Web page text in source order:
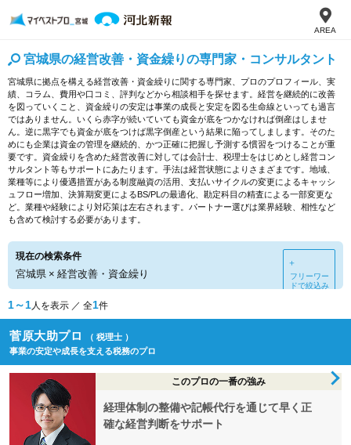
AREA
宮城県の経営改善・資金繰りの専門家・コンサルタント
宮城県に拠点を構える経営改善・資金繰りに関する専門家、プロのプロフィール、実
績、コラム、費用や口コミ、評判などから相談相手を探せます。経営を継続的に改善
を図っていくこと、資金繰りの安定は事業の成長と安定を図る生命線といっても過言
ではありません。いくら赤字が続いていても資金が底をつかなければ倒産はしませ
ん。逆に黒字でも資金が底をつけば黒字倒産という結果に陥ってしまします。そのた
めにも企業は資金の管理を継続的、かつ正確に把握し予測する慣習をつけることが重
要です。資金繰りを含めた経営改善に対しては会計士、税理士をはじめとし経営コン
サルタント等もサポートにあたります。手法は経営状態によりさまざまです。地域、
業種等により優遇措置がある制度融資の活用、支払いサイクルの変更によるキャッシ
ュフロー増加、決算期変更によるBS/PLの最適化、勘定科目の精査による一部変更な
ど。業種や経験により対応策は左右されます。パートナー選びは業界経験、相性など
も含めて検討する必要があります。
現在の検索条件
宮城県 × 経営改善・資金繰り
＋
フリーワー
ドで絞込み
1～1人を表示 ／ 全1件
菅原大助プロ
（ 税理士 ）
事業の安定や成長を支える税務のプロ
このプロの一番の強み
経理体制の整備や記帳代行を通じて早く正
確な経営判断をサポート